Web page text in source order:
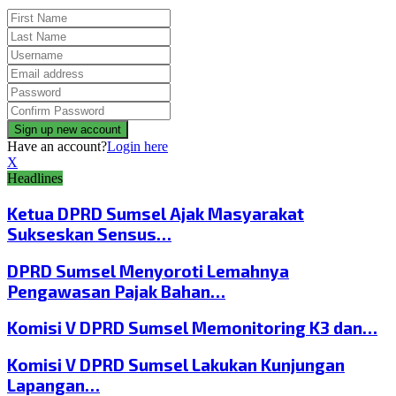
Have an account?Login here
X
Headlines
Ketua DPRD Sumsel Ajak Masyarakat
Sukseskan Sensus…
DPRD Sumsel Menyoroti Lemahnya
Pengawasan Pajak Bahan…
Komisi V DPRD Sumsel Memonitoring K3 dan…
Komisi V DPRD Sumsel Lakukan Kunjungan
Lapangan…